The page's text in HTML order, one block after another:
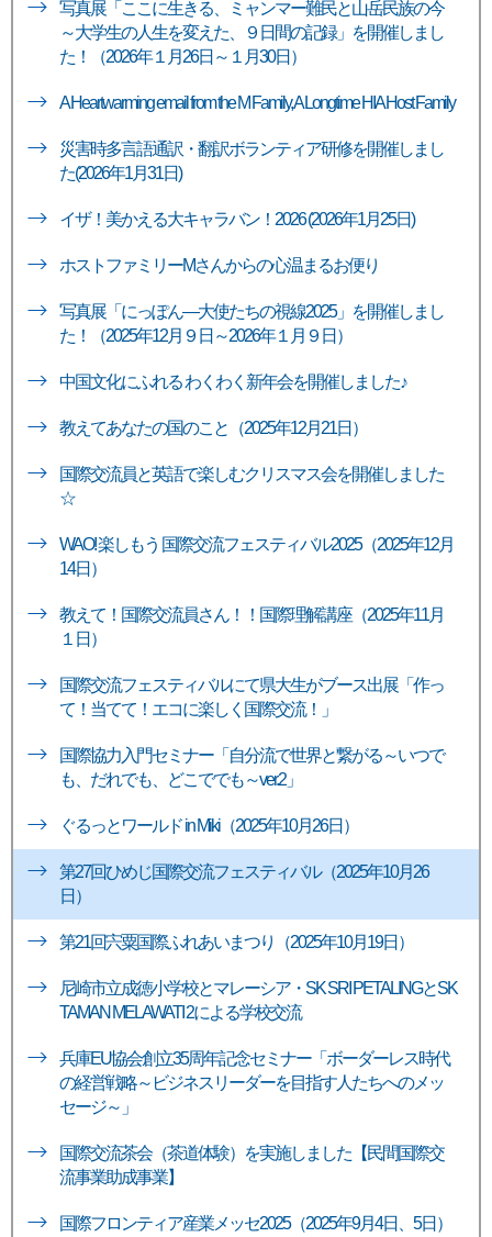
写真展「ここに生きる、ミャンマー難民と山岳民族の今
～大学生の人生を変えた、９日間の記録」を開催しまし
た！（2026年１月26日～１月30日）
A Heartwarming email from the M Family, A Longtime HIA Host Family
災害時多言語通訳・翻訳ボランティア研修を開催しまし
た(2026年1月31日)
イザ！美かえる大キャラバン！2026 (2026年1月25日)
ホストファミリーMさんからの心温まるお便り
写真展「にっぽん―大使たちの視線2025」を開催しまし
た！（2025年12月９日～2026年１月９日）
中国文化にふれる わくわく新年会を開催しました♪
教えてあなたの国のこと（2025年12月21日）
国際交流員と英語で楽しむクリスマス会を開催しました
☆
WAO! 楽しもう 国際交流フェスティバル2025（2025年12月
14日）
教えて！国際交流員さん！！国際理解講座（2025年11月
１日）
国際交流フェスティバルにて県大生がブース出展「作っ
て！当てて！エコに楽しく国際交流！」
国際協力入門セミナー「自分流で世界と繋がる～いつで
も、だれでも、どこででも～ver.2」
ぐるっとワールド in Miki（2025年10月26日）
第27回ひめじ国際交流フェスティバル（2025年10月26
日）
第21回宍粟国際ふれあいまつり（2025年10月19日）
尼崎市立成徳小学校とマレーシア・SK SRI PETALINGとSK
TAMAN MELAWATI 2による学校交流
兵庫EU協会創立35周年記念セミナー「ボーダーレス時代
の経営戦略～ビジネスリーダーを目指す人たちへのメッ
セージ～」
国際交流茶会（茶道体験）を実施しました【民間国際交
流事業助成事業】
国際フロンティア産業メッセ2025（2025年9月4日、5日）